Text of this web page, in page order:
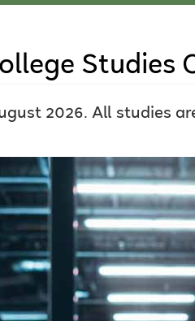
Studies
2026. All studies